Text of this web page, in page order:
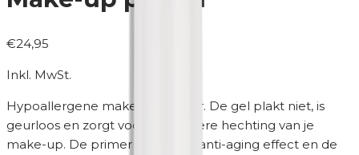
€24,95
Inkl. MwSt.
Hypoallergene make-up primer. De gel plakt niet, is
geurloos en zorgt voor een betere hechting van je
make-up. De primer heeft een anti-aging effect en de